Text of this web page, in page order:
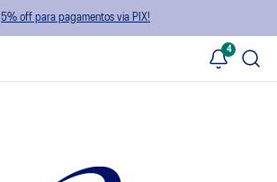
5% off para pagamentos via PIX!
4